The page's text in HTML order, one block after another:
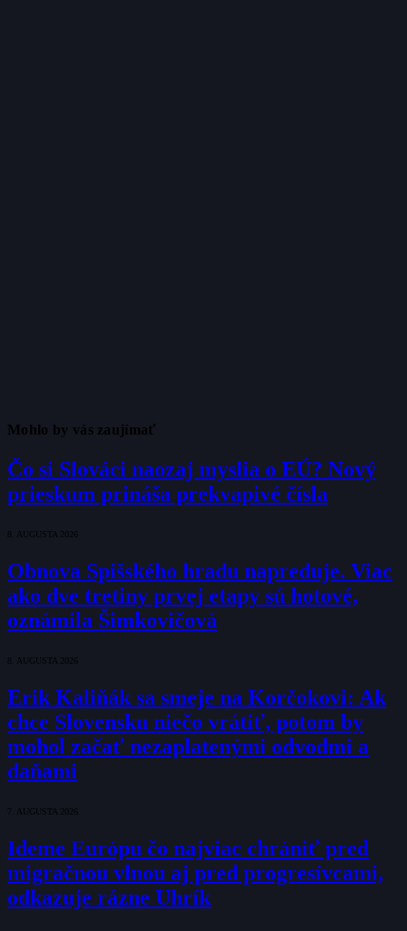
Mohlo by vás zaujímať
Čo si Slováci naozaj myslia o EÚ? Nový
prieskum prináša prekvapivé čísla
8. AUGUSTA 2026
Obnova Spišského hradu napreduje. Viac
ako dve tretiny prvej etapy sú hotové,
oznámila Šimkovičová
8. AUGUSTA 2026
Erik Kaliňák sa smeje na Korčokovi: Ak
chce Slovensku niečo vrátiť, potom by
mohol začať nezaplatenými odvodmi a
daňami
7. AUGUSTA 2026
Ideme Európu čo najviac chrániť pred
migračnou vlnou aj pred progresívcami,
odkazuje rázne Uhrík